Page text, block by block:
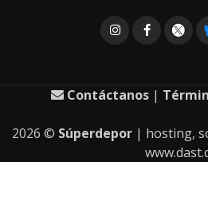
Contáctanos |
2026 © Súperdepor | hosting,